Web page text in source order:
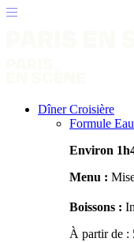
Dîner Croisière
Formule Eau
Environ
Menu :
Boissons :
À partir de :